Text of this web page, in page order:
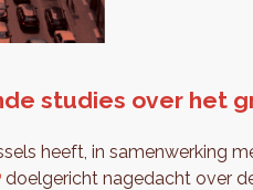
studies over het
heeft, in samenwerking
doelgericht nagedacht over